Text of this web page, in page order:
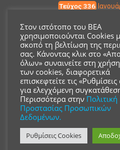
Τεύχος 336
Ακαδημίας
210
Στον ιστότοπο του ΒΕΑ
χρησιμοποιούνται Cookies
σκοπό τη βελτίωση της
σας. Κάνοντας κλικ στο
όλων» συναινείτε στη
των cookies, διαφορετικά
επισκεφτείτε τις
για ελεγχόμενη
Περισσότερα στην Πολιτική
Προστασίας Προσωπικών
Δεδομένων.
Ρυθμίσεις Cookies